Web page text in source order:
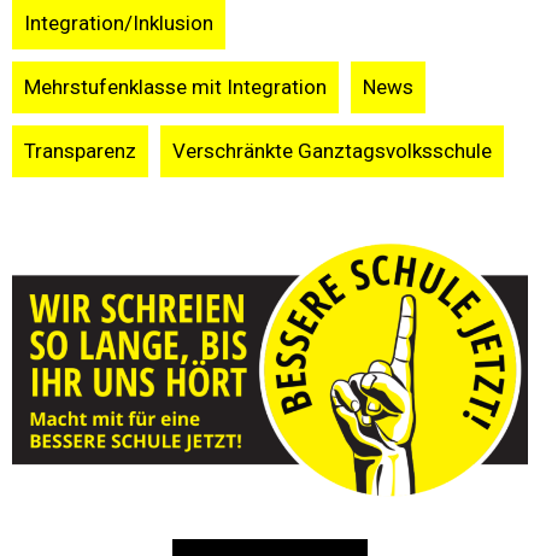
Integration/Inklusion
Mehrstufenklasse mit Integration News
Transparenz Verschränkte Ganztagsvolksschule